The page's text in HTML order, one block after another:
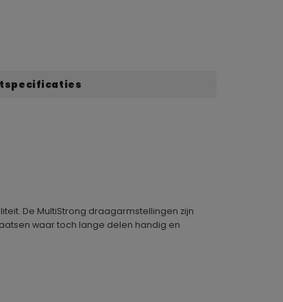
De MultiStrong draagarmstellingen zijn
waar toch lange delen handig en